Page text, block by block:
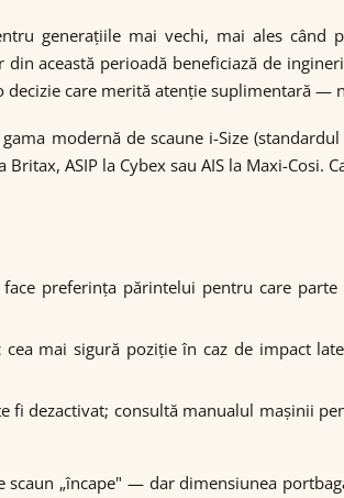
generațiile mai vechi, mai ales când
această perioadă beneficiază de
decizie care merită atenție suplimentară —
modernă de scaune i-Size
ASIP la Cybex sau AIS la Maxi-Cosi.
preferința părintelui pentru care
mai sigură poziție în caz de impact
dezactivat; consultă manualul mașinii
„încape" — dar dimensiunea